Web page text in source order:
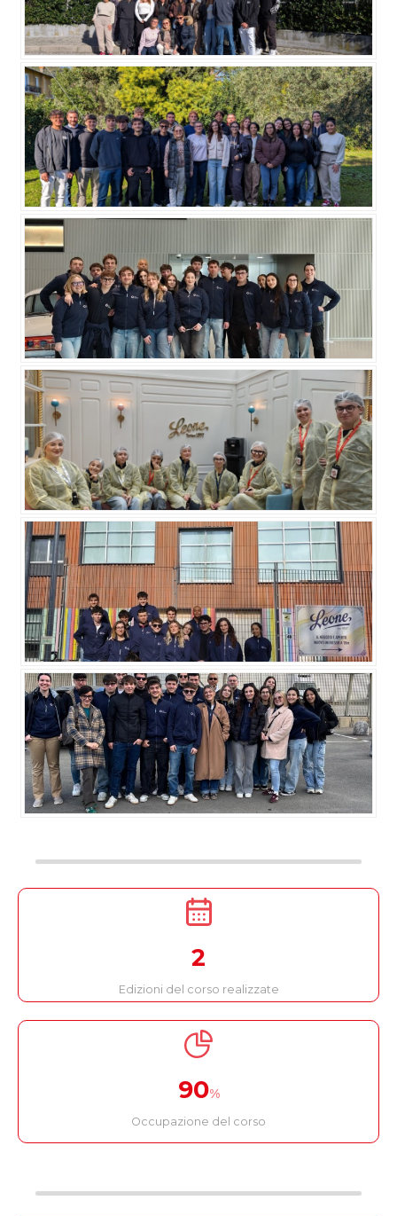
2
Edizioni del corso realizzate
90%
Occupazione del corso